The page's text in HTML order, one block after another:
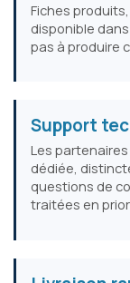
Fiches
disponible
pas à produire
Support
Les
dédiée,
questions de
traitées en